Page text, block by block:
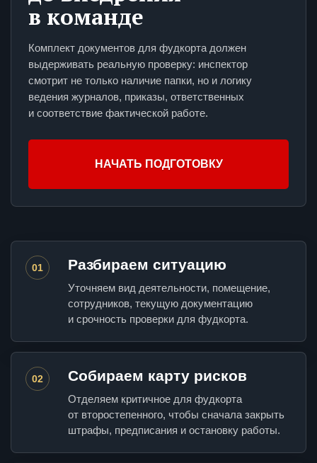
в команде
Комплект документов для фудкорта должен
выдерживать реальную проверку: инспектор
смотрит не только наличие папки, но и логику
ведения журналов, приказы, ответственных
и соответствие фактической работе.
НАЧАТЬ ПОДГОТОВКУ
01 Разбираем ситуацию
Уточняем вид деятельности, помещение,
сотрудников, текущую документацию
и срочность проверки для фудкорта.
02 Собираем карту рисков
Отделяем критичное для фудкорта
от второстепенного, чтобы сначала закрыть
штрафы, предписания и остановку работы.